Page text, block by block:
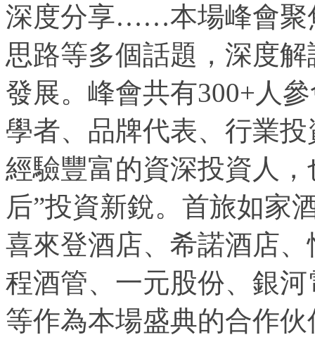
深度分享……本場峰會聚
思路等多個話題，深度
發展。峰會共有300+人
學者、品牌代表、行業
經驗豐富的資深投資人
后”投資新銳。首旅如家
喜來登酒店、希諾酒店
程酒管、一元股份、銀
等作為本場盛典的合作